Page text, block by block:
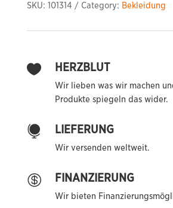
quantity
SKU: 101314 Category: Bekleidung
 HERZBLUT
Wir lieben was wir machen
Produkte spiegeln das wider.
 LIEFERUNG
Wir versenden weltweit.
 FINANZIERUNG
Wir bieten